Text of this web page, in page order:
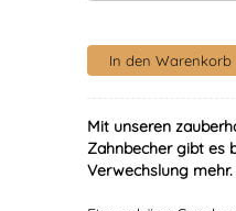
Mit unseren
Zahnbecher gibt es
Verwechslung mehr.